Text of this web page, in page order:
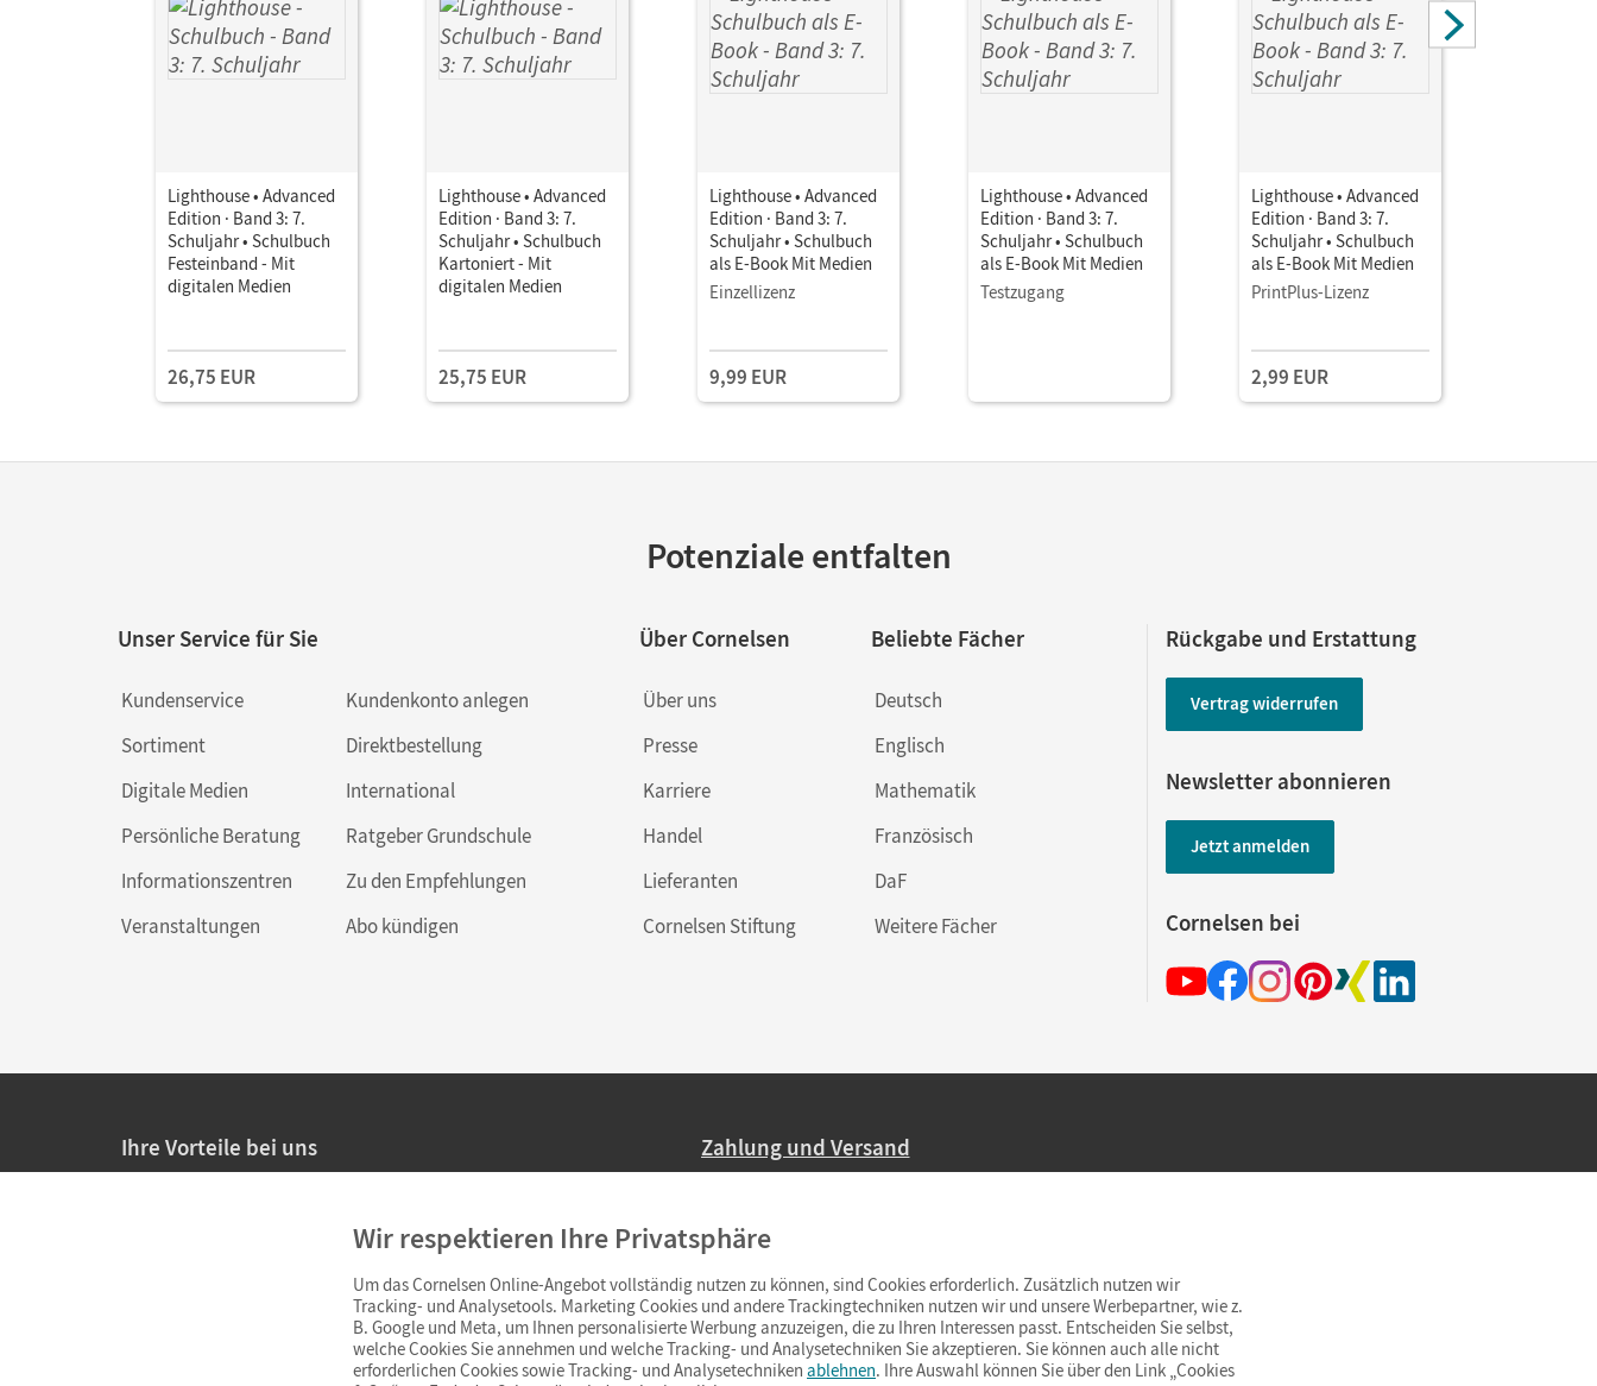
Lighthouse • Advanced
Edition · Band 3: 7.
Schuljahr • Schulbuch
Festeinband - Mit
digitalen Medien
26,75 EUR
Lighthouse • Advanced
Edition · Band 3: 7.
Schuljahr • Schulbuch
Kartoniert - Mit
digitalen Medien
25,75 EUR
Lighthouse • Advanced
Edition · Band 3: 7.
Schuljahr • Schulbuch
als E-Book Mit Medien
Einzellizenz
9,99 EUR
Lighthouse • Advanced
Edition · Band 3: 7.
Schuljahr • Schulbuch
als E-Book Mit Medien
Testzugang
Lighthouse • Advanced
Edition · Band 3: 7.
Schuljahr • Schulbuch
als E-Book Mit Medien
PrintPlus-Lizenz
2,99 EUR
Potenziale entfalten
Unser Service für Sie
Kundenservice
Sortiment
Digitale Medien
Persönliche Beratung
Informationszentren
Veranstaltungen
Kundenkonto anlegen
Direktbestellung
International
Ratgeber Grundschule
Zu den Empfehlungen
Abo kündigen
Über Cornelsen
Über uns
Presse
Karriere
Handel
Lieferanten
Cornelsen Stiftung
Beliebte Fächer
Deutsch
Englisch
Mathematik
Französisch
DaF
Weitere Fächer
Rückgabe und Erstattung
Vertrag widerrufen
Newsletter abonnieren
Jetzt anmelden
Cornelsen bei
Ihre Vorteile bei uns
Persönliche Angebote für Lehrkräfte
Sicheres Einkaufen mit SSL-Verschlüsselung
Widerrufsfristvon 4 Wochen
Zahlung und Versand
Ab 59,– EUR Bestellwert liefern wir versandkostenfrei innerhalb Deutschlands
(Lieferung in 3–6 Tagen).
Wir respektieren Ihre Privatsphäre
Um das Cornelsen Online-Angebot vollständig nutzen zu können, sind Cookies erforderlich. Zusätzlich nutzen wir
Tracking- und Analysetools. Marketing Cookies und andere Trackingtechniken nutzen wir und unsere Werbepartner, wie z.
B. Google und Meta, um Ihnen personalisierte Werbung anzuzeigen, die zu Ihren Interessen passt. Entscheiden Sie selbst,
welche Cookies Sie annehmen und welche Tracking- und Analysetechniken Sie akzeptieren. Sie können auch alle nicht
erforderlichen Cookies sowie Tracking- und Analysetechniken ablehnen. Ihre Auswahl können Sie über den Link „Cookies